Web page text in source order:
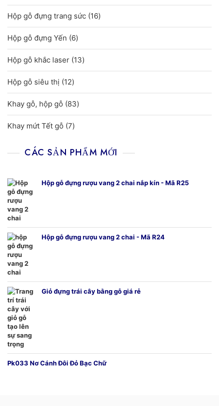
sản
phẩm
Hộp gỗ đựng trang sức 1616
sản
Hộp gỗ đựng Yến 66
sản
phẩm
Hộp gỗ khắc laser 1313
sản
Hộp gỗ siêu thị 1212
sản
phẩm
Khay gỗ, hộp gỗ 8383
sản
Khay mứt Tết gỗ 77
phẩm
CÁC SẢN PHẨM MỚI
Hộp gỗ đựng rượu vang 2 chai nắp kín - Mã R25
Hộp gỗ đựng rượu vang 2 chai - Mã R24
Giỏ đựng trái cây bằng gỗ giá rẻ
Pk033 Nơ Cánh Đôi Đỏ Bạc Chữ